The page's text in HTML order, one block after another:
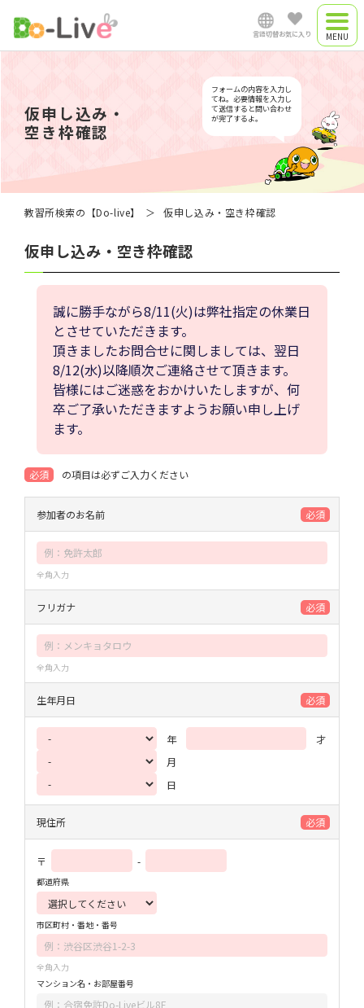
言語切替
中文简体
Việt Nam
Myanmar
お気に入り
合宿プラン
通学教習所
仮申し込み・
空き枠確認
フォームの内容を入力し
てね。必要情報を入力し
て送信すると問い合わせ
が完了するよ。
教習所検索の【Do-live】 仮申し込み・空き枠確認
仮申し込み・空き枠確認
誠に勝手ながら8/11(火)は弊社指定の休業日
とさせていただきます。
頂きましたお問合せに関しましては、翌日
8/12(水)以降順次ご連絡させて頂きます。
皆様にはご迷惑をおかけいたしますが、何
卒ご了承いただきますようお願い申し上げ
ます。
必須 の項目は必ずご入力ください
必須
参加者のお名前
全角入力
必須
フリガナ
全角入力
必須
生年月日
年
月
日
才
必須
現住所
〒 -
都道府県
市区町村・番地・番号
全角入力
マンション名・お部屋番号